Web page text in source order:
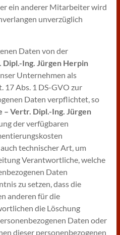
ein anderer Mitarbeiter wird
unverzüglich
Daten von der
Dipl.-Ing. Jürgen Herpin
Unternehmen als
Abs. 1 DS-GVO zur
Daten verpflichtet, so
– Vertr. Dipl.-Ing. Jürgen
der verfügbaren
technischer Art, um
Verantwortliche, welche
Daten
zu setzen, dass die
anderen für die
die Löschung
Daten oder
dieser personenbezogenen